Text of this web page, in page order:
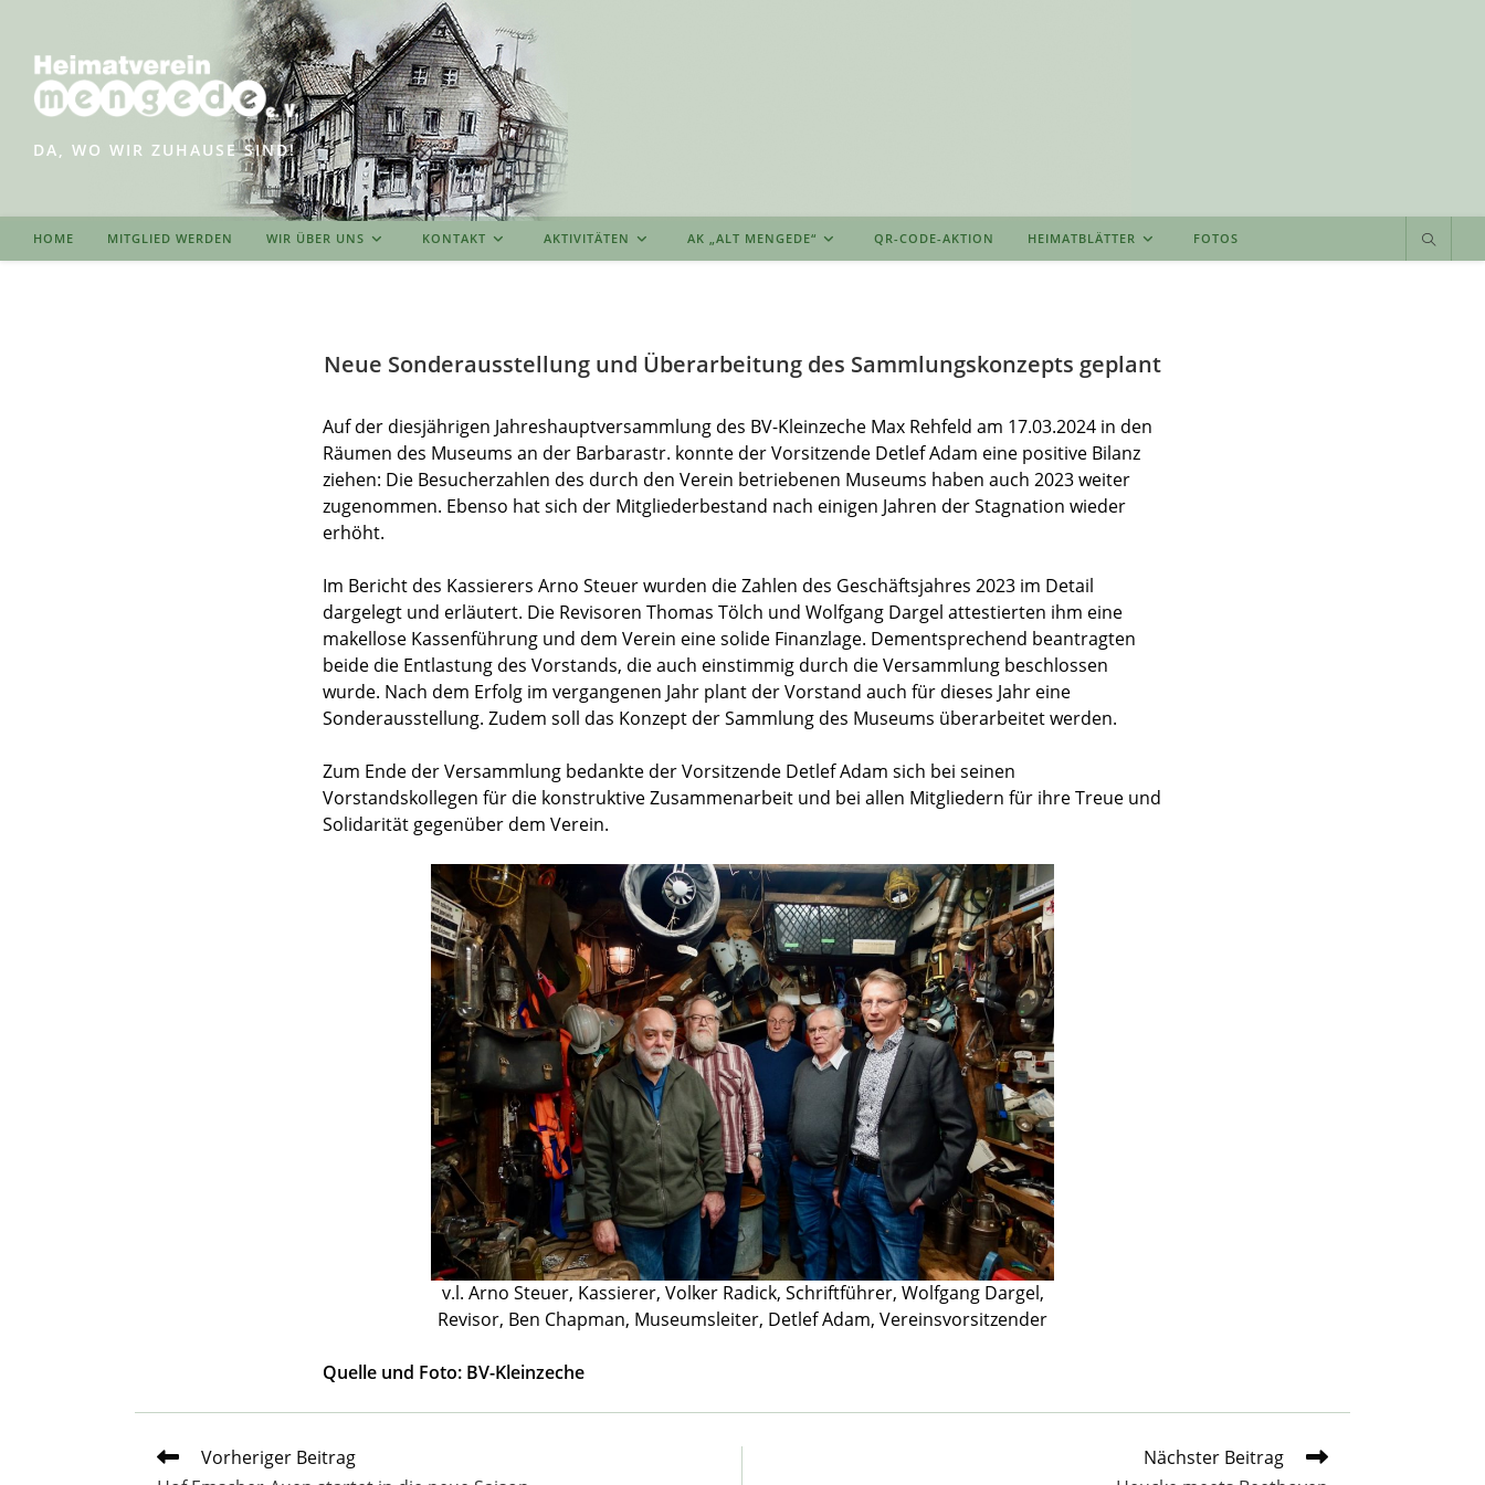
springen
DA, WO WIR ZUHAUSE SIND!
HOME MITGLIED WERDEN WIR ÜBER UNS KONTAKT AKTIVITÄTEN AK „ALT MENGEDE“ QR-CODE-AKTION HEIMATBLÄTTER FOTOS
Neue Sonderausstellung und Überarbeitung des Sammlungskonzepts geplant
Auf der diesjährigen Jahreshauptversammlung des BV-Kleinzeche Max Rehfeld am 17.03.2024 in den
Räumen des Museums an der Barbarastr. konnte der Vorsitzende Detlef Adam eine positive Bilanz
ziehen: Die Besucherzahlen des durch den Verein betriebenen Museums haben auch 2023 weiter
zugenommen. Ebenso hat sich der Mitgliederbestand nach einigen Jahren der Stagnation wieder
erhöht.
Im Bericht des Kassierers Arno Steuer wurden die Zahlen des Geschäftsjahres 2023 im Detail
dargelegt und erläutert. Die Revisoren Thomas Tölch und Wolfgang Dargel attestierten ihm eine
makellose Kassenführung und dem Verein eine solide Finanzlage. Dementsprechend beantragten
beide die Entlastung des Vorstands, die auch einstimmig durch die Versammlung beschlossen
wurde. Nach dem Erfolg im vergangenen Jahr plant der Vorstand auch für dieses Jahr eine
Sonderausstellung. Zudem soll das Konzept der Sammlung des Museums überarbeitet werden.
Zum Ende der Versammlung bedankte der Vorsitzende Detlef Adam sich bei seinen
Vorstandskollegen für die konstruktive Zusammenarbeit und bei allen Mitgliedern für ihre Treue und
Solidarität gegenüber dem Verein.
v.l. Arno Steuer, Kassierer, Volker Radick, Schriftführer, Wolfgang Dargel,
Revisor, Ben Chapman, Museumsleiter, Detlef Adam, Vereinsvorsitzender
Quelle und Foto: BV-Kleinzeche
Weitere
Artikel
Vorheriger Beitrag
Nächster Beitrag